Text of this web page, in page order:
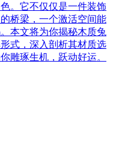
。它不仅仅是一件装饰
桥梁，一个激活空间能
本文将为你揭秘木质兔
式，深入剖析其材质选
雕琢生机，跃动好运。